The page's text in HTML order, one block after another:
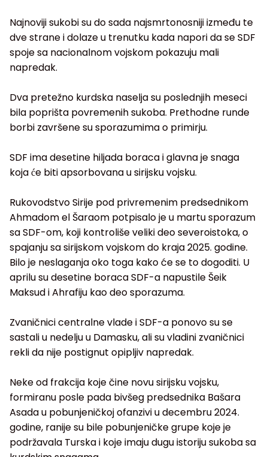
Najnoviji sukobi su do sada najsmrtonosniji između te
dve strane i dolaze u trenutku kada napori da se SDF
spoje sa nacionalnom vojskom pokazuju mali
napredak.
Dva pretežno kurdska naselja su poslednjih meseci
bila poprišta povremenih sukoba. Prethodne runde
borbi završene su sporazumima o primirju.
SDF ima desetine hiljada boraca i glavna je snaga
koja će biti apsorbovana u sirijsku vojsku.
Rukovodstvo Sirije pod privremenim predsednikom
Ahmadom el Šaraom potpisalo je u martu sporazum
sa SDF-om, koji kontroliše veliki deo severoistoka, o
spajanju sa sirijskom vojskom do kraja 2025. godine.
Bilo je neslaganja oko toga kako će se to dogoditi. U
aprilu su desetine boraca SDF-a napustile Šeik
Maksud i Ahrafiju kao deo sporazuma.
Zvaničnici centralne vlade i SDF-a ponovo su se
sastali u nedelju u Damasku, ali su vladini zvaničnici
rekli da nije postignut opipljiv napredak.
Neke od frakcija koje čine novu sirijsku vojsku,
formiranu posle pada bivšeg predsednika Bašara
Asada u pobunjeničkoj ofanzivi u decembru 2024.
godine, ranije su bile pobunjeničke grupe koje je
podržavala Turska i koje imaju dugu istoriju sukoba sa